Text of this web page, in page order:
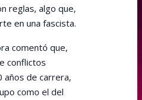
reglas, algo que,
en una fascista.
comentó que,
conflictos
años de carrera,
como el del